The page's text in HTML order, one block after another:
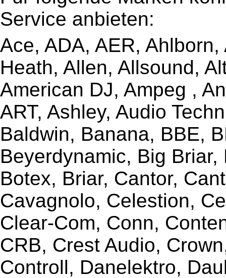
Service anbieten:
Ace, ADA, AER,
Heath, Allen, Allsound,
American DJ, Ampeg ,
ART, Ashley, Audio
Baldwin, Banana, BBE,
Beyerdynamic, Big
Botex, Briar, Cantor,
Cavagnolo, Celestion,
Clear-Com, Conn,
CRB, Crest Audio,
Controll, Danelektro,